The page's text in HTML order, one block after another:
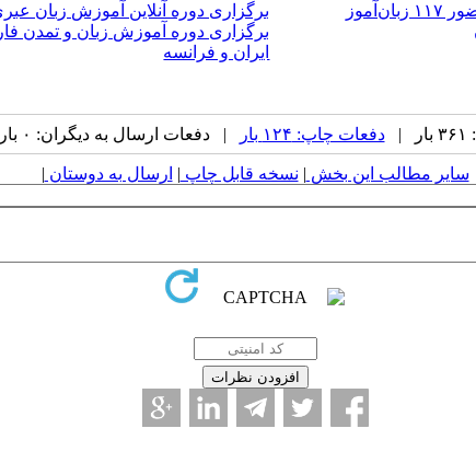
برگزاری دوره آنلاین آموزش زبان عبری
برگزاری دوره آموزش زبان و تمدن
ایران و فرانسه
دفعات چاپ: ۱۲۴ بار | دفعات ارسال به دیگران: ۰ بار |
سایر مطالب این بخش | نسخه قابل چاپ | ارسال به دوستان |